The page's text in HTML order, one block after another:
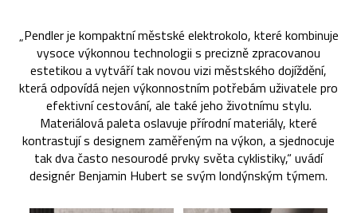
„Pendler je kompaktní městské elektrokolo, které kombinuje
vysoce výkonnou technologii s precizně zpracovanou
estetikou a vytváří tak novou vizi městského dojíždění,
která odpovídá nejen výkonnostním potřebám uživatele pro
efektivní cestování, ale také jeho životnímu stylu.
Materiálová paleta oslavuje přírodní materiály, které
kontrastují s designem zaměřeným na výkon, a sjednocuje
tak dva často nesourodé prvky světa cyklistiky,“ uvádí
designér Benjamin Hubert se svým londýnským týmem.